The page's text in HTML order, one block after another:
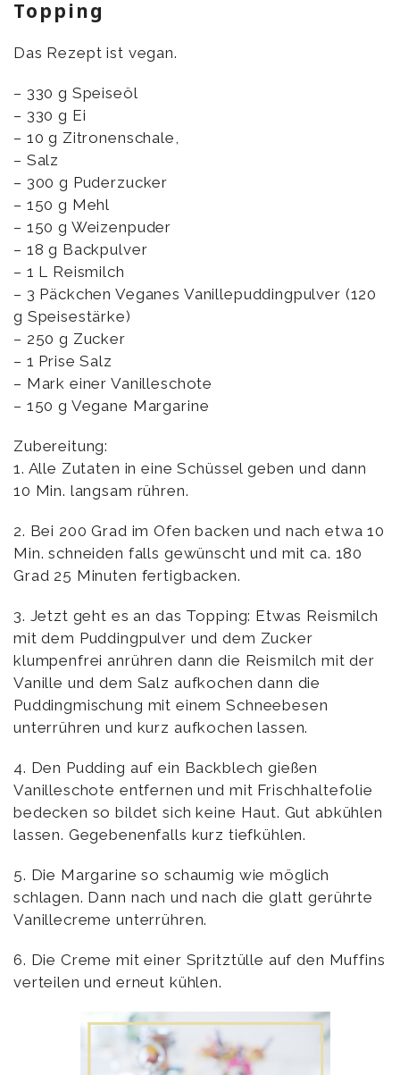
Topping
Das Rezept ist vegan.
– 330 g Speiseöl
– 330 g Ei
– 10 g Zitronenschale,
– Salz
– 300 g Puderzucker
– 150 g Mehl
– 150 g Weizenpuder
– 18 g Backpulver
– 1 L Reismilch
– 3 Päckchen Veganes Vanillepuddingpulver (120
g Speisestärke)
– 250 g Zucker
– 1 Prise Salz
– Mark einer Vanilleschote
– 150 g Vegane Margarine
Zubereitung:
1. Alle Zutaten in eine Schüssel geben und dann
10 Min. langsam rühren.
2. Bei 200 Grad im Ofen backen und nach etwa 10
Min. schneiden falls gewünscht und mit ca. 180
Grad 25 Minuten fertigbacken.
3. Jetzt geht es an das Topping: Etwas Reismilch
mit dem Puddingpulver und dem Zucker
klumpenfrei anrühren dann die Reismilch mit der
Vanille und dem Salz aufkochen dann die
Puddingmischung mit einem Schneebesen
unterrühren und kurz aufkochen lassen.
4. Den Pudding auf ein Backblech gießen
Vanilleschote entfernen und mit Frischhaltefolie
bedecken so bildet sich keine Haut. Gut abkühlen
lassen. Gegebenenfalls kurz tiefkühlen.
5. Die Margarine so schaumig wie möglich
schlagen. Dann nach und nach die glatt gerührte
Vanillecreme unterrühren.
6. Die Creme mit einer Spritztülle auf den Muffins
verteilen und erneut kühlen.